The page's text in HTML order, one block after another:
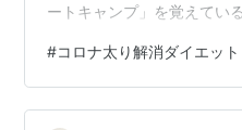
ートキャンプ」を覚えてい
ームがアメリカ経由でひそ
ことで、今回は「ビリーズ
動画で効率的に痩せられる
#コロナ太り解消ダイエット